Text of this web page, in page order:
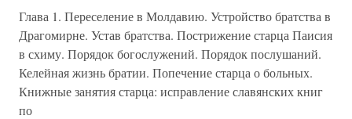
Глава 1. Переселение в Молдавию. Устройство братства в
Драгомирне. Устав братства. Пострижение старца Паисия
в схиму. Порядок богослужений. Порядок послушаний.
Келейная жизнь братии. Попечение старца о больных.
Книжные занятия старца: исправление славянских книг
по